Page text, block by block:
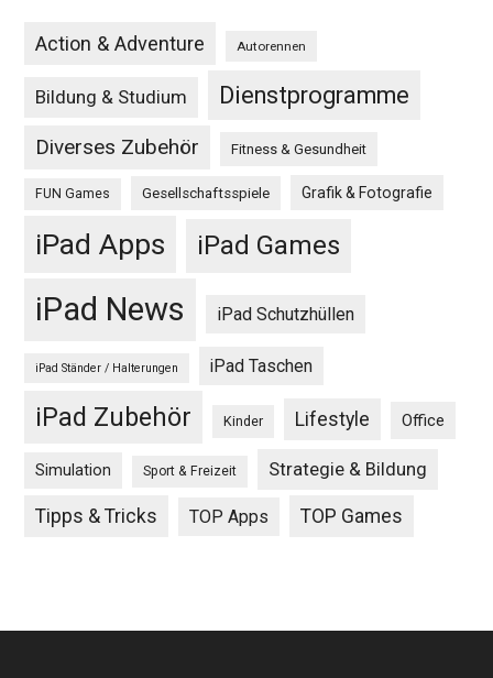
Action & Adventure Autorennen
Bildung & Studium Dienstprogramme
Diverses Zubehör Fitness & Gesundheit
FUN Games Gesellschaftsspiele Grafik & Fotografie
iPad Apps iPad Games
iPad News iPad Schutzhüllen
iPad Ständer / Halterungen iPad Taschen
iPad Zubehör Kinder Lifestyle Office
Simulation Sport & Freizeit Strategie & Bildung
Tipps & Tricks TOP Apps TOP Games